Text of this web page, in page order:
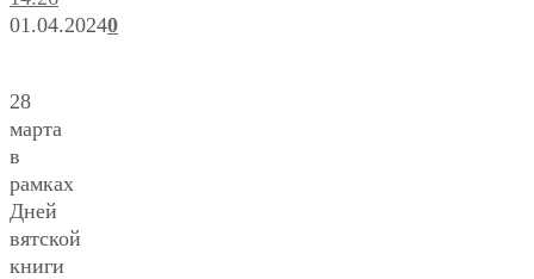
01.04.20240
28
марта
в
рамках
Дней
вятской
книги